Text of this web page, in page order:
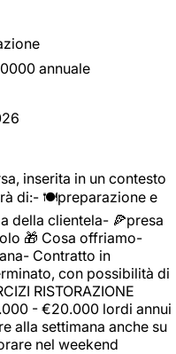
annuale
inserita in un contesto
di:- 🍽️preparazione e
della clientela- 🍕presa
🎁 Cosa offriamo-
Contratto in
con possibilità di
RISTORAZIONE
- €20.000 lordi annui
alla settimana anche su
nel weekend